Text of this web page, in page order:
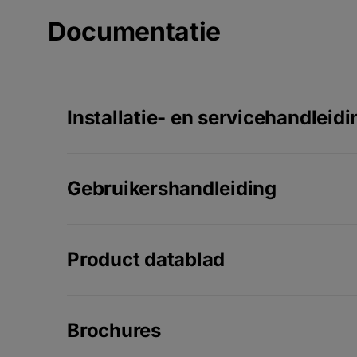
Documentatie
Installatie- en
Gebruikershandleiding
Product datablad
Brochures